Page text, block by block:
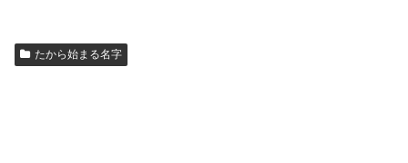
たから始まる名字